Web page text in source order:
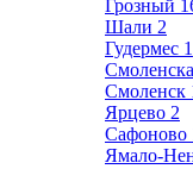
Грозный
Шали 2
Гудермес 1
Смоленск
Ярцево 2
Сафоново
Ямало-